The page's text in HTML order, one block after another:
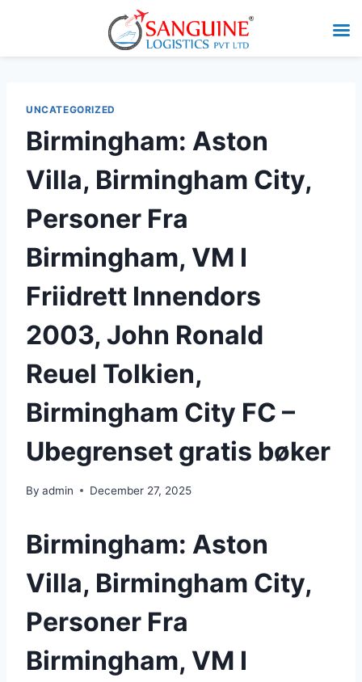
UNCATEGORIZED
Birmingham: Aston
Villa, Birmingham City,
Personer Fra
Birmingham, VM I
Friidrett Innendors
2003, John Ronald
Reuel Tolkien,
Birmingham City FC –
Ubegrenset gratis bøker
By admin December 27, 2025
Birmingham: Aston
Villa, Birmingham City,
Personer Fra
Birmingham, VM I